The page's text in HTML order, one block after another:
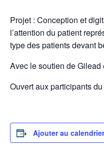
Projet : Conception et
l’attention du patient
type des patients devant
Avec le soutien de Gilead
Ouvert aux participants
Ajouter au calendrier